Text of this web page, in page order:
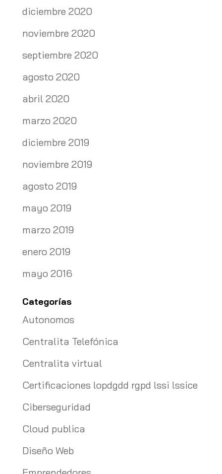
diciembre 2020
noviembre 2020
septiembre 2020
agosto 2020
abril 2020
marzo 2020
diciembre 2019
noviembre 2019
agosto 2019
mayo 2019
marzo 2019
enero 2019
mayo 2016
Categorías
Autonomos
Centralita Telefónica
Centralita virtual
Certificaciones lopdgdd rgpd lssi lssice
Ciberseguridad
Cloud publica
Diseño Web